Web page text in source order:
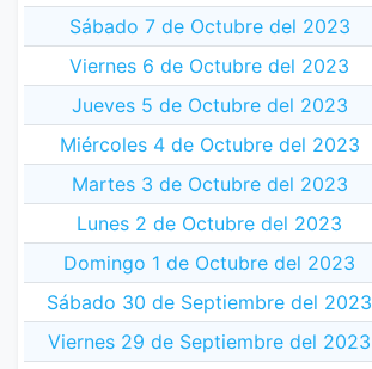
Sábado 7 de Octubre del 2023
Viernes 6 de Octubre del 2023
Jueves 5 de Octubre del 2023
Miércoles 4 de Octubre del 2023
Martes 3 de Octubre del 2023
Lunes 2 de Octubre del 2023
Domingo 1 de Octubre del 2023
Sábado 30 de Septiembre del 2023
Viernes 29 de Septiembre del 2023